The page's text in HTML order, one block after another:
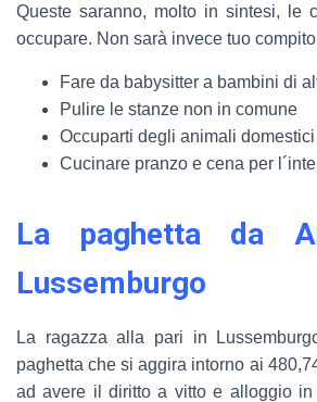
Queste saranno, molto in sintesi, le
occupare. Non sarà invece tuo
Fare da babysitter a bambini di
Pulire le stanze non in comune
Occuparti degli animali domestici
Cucinare pranzo e cena per
La paghetta da
Lussemburgo
La ragazza alla pari in
paghetta che si aggira intorno ai
ad avere il diritto a vitto e alloggio in